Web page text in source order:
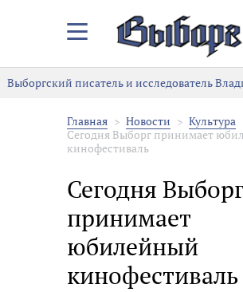
Закрыть/
меню
Выборгский писатель и исследователь
Главная Новости
Культура
Сегодня Выборг принимает
кинофестиваль
Сегодня Выборг
принимает
юбилейный
кинофестиваль